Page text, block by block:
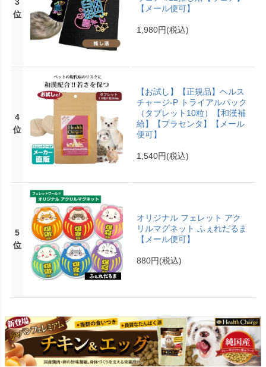
位
【メール便可】
1,980円(税込)
4
位
【お試し】【正規品】ヘルス
チャージ-P トライアルパック
（タブレット10粒）【和漢補
給】【プラセンタ】【メール
便可】
1,540円(税込)
5
位
オリジナル フェレット アク
リルマグネット ふぇれだるま
【メール便可】
880円(税込)